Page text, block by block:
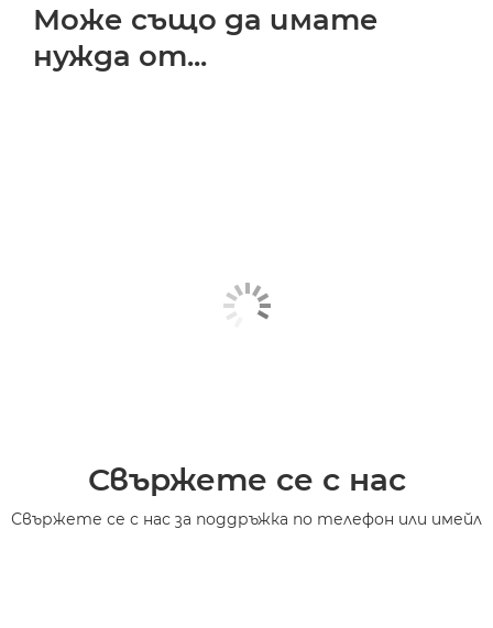
Може също да имате
нужда от...
Свържете се с нас
Свържете се с нас за поддръжка по телефон или имейл